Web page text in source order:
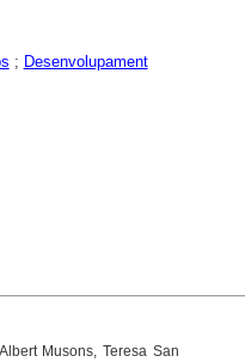
; Desenvolupament
Musons, Teresa San